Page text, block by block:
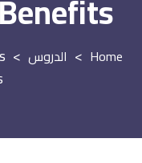
> الدروس >